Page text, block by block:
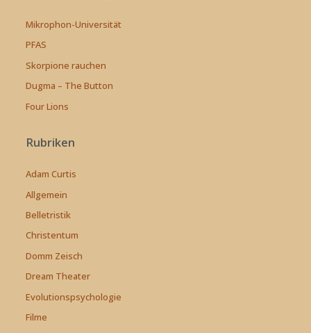
Mikrophon-Universität
PFAS
Skorpione rauchen
Dugma – The Button
Four Lions
Rubriken
Adam Curtis
Allgemein
Belletristik
Christentum
Domm Zeisch
Dream Theater
Evolutionspsychologie
Filme